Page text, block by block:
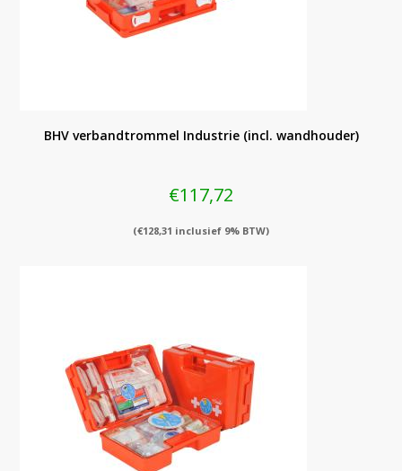
BHV verbandtrommel Industrie (incl. wandhouder)
€117,72
(€128,31 inclusief 9% BTW)